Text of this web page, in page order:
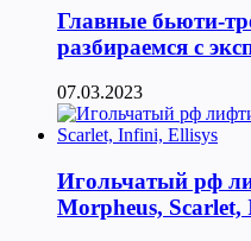
Главные бьюти-
разбираемся с
07.03.2023
Игольчатый рф
Morpheus,